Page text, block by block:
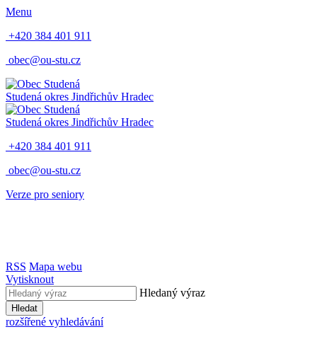
Menu
+420 384 401 911
obec@ou-stu.cz
Studená okres Jindřichův Hradec
Studená okres Jindřichův Hradec
+420 384 401 911
obec@ou-stu.cz
Verze pro seniory
RSS Mapa webu
Vytisknout
Hledaný výraz
Hledat
rozšířené vyhledávání